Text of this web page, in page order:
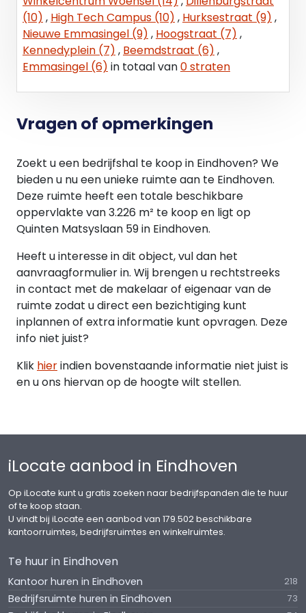
BESCHIKBAAR
Notariële levering op korte termijn mogelijk.
Verkoper heeft ca 1,5 jaar nodig om leeg op te
leveren en wil derhalve deze periode het object
KOOPCONDITIES
Koopsom: € 3.300.000,00 Kosten Koper.
Staat: De koopsom is gebaseerd op basis van de
huidige staat van het object.
Notaris: Door koper nader te bepalen.
Overdrachtsbelasting: Van toepassing.
Omzetbelasting: Er kan vrij van B.T.W. geleverd
worden.
Bodem: Geen belastende feiten bekend.
Zekerheidsstelling: Bankgarantie van 10% van de
koopsom te voldoen bij ondertekening van de
Beschikbaarheid: Notariële levering op korte
om leeg op te leveren en wil derhalve deze
BESTEMMINGSPLAN (Bedrijf -3 waaronder bedrijf
tot en met categorie 3.1 en specifieke vorm van
De voor `Bedrijf - 3´ aangewezen gronden zijn
bestemd voor:
(10) , High Tech Campus (10) , Hurksestraat (9) ,
Nieuwe Emmasingel (9) , Hoogstraat (7) ,
Kennedyplein (7) , Beemdstraat (6) ,
Emmasingel (6) in totaal van0 straten
Vragen of opmerkingen
Zoekt u een bedrijfshal te koop in Eindhoven? We
bieden u nu een unieke ruimte aan te Eindhoven.
Deze ruimte heeft een totale beschikbare
oppervlakte van 3.226 m² te koop en ligt op
Quinten Matsyslaan 59 in Eindhoven.
Heeft u interesse in dit object, vul dan het
aanvraagformulier in. Wij brengen u rechtstreeks
in contact met de makelaar of eigenaar van de
ruimte zodat u direct een bezichtiging kunt
inplannen of extra informatie kunt opvragen. Deze
info niet juist?
Klik hierindien bovenstaande informatie niet juist is
en u ons hiervan op de hoogte wilt stellen.
iLocate aanbod in Eindhoven
Op iLocate kunt u gratis zoeken naar bedrijfspanden die te huur
of te koop staan.
U vindt bij iLocate een aanbod van 179.502 beschikbare
kantoorruimtes, bedrijfsruimtes en winkelruimtes.
Te huur in Eindhoven
Kantoor huren in Eindhoven 218
Bedrijfsruimte huren in Eindhoven 73